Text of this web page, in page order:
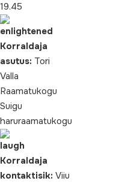
19.45
Korraldaja
asutus: Tori
Valla
Raamatukogu
Suigu
haruraamatukogu
Korraldaja
kontaktisik: Viiu